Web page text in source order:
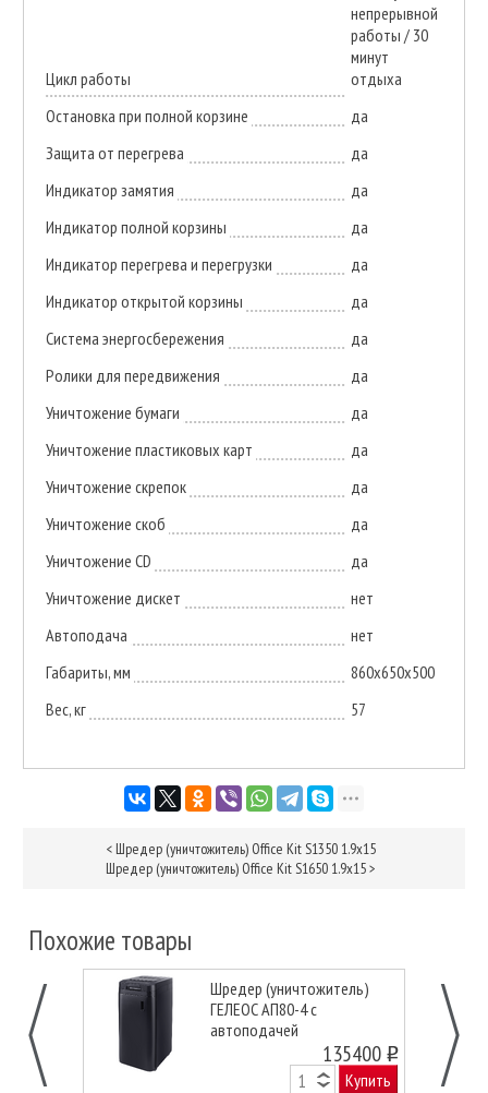
Цикл работы
непрерывной
работы / 30
минут
отдыха
Остановка при полной корзине
да
Защита от перегрева
да
Индикатор замятия
да
Индикатор полной корзины
да
Индикатор перегрева и перегрузки
да
Индикатор открытой корзины
да
Система энергосбережения
да
Ролики для передвижения
да
Уничтожение бумаги
да
Уничтожение пластиковых карт
да
Уничтожение скрепок
да
Уничтожение скоб
да
Уничтожение CD
да
Уничтожение дискет
нет
Автоподача
нет
Габариты, мм
860x650x500
Вес, кг
57
< Шредер (уничтожитель) Office Kit S1350 1.9x15
Шредер (уничтожитель) Office Kit S1650 1.9x15>
Похожие товары
Шредер (уничтожитель)
ГЕЛЕОС АП80-4 с
автоподачей
135400 o
Купить